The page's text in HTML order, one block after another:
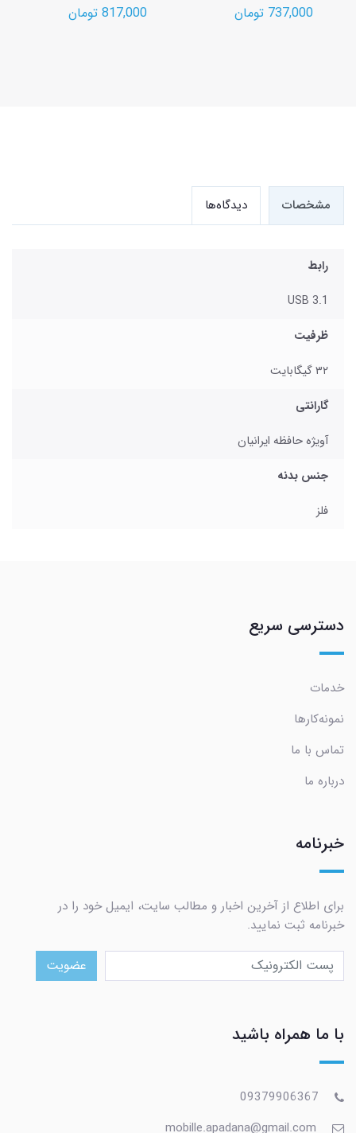
737,000 تومان 817,000 تومان
مشخصات دیدگاه‌ها
رابط
USB 3.1
ظرفیت
۳۲ گیگابایت
گارانتی
آویژه حافظه ایرانیان
جنس بدنه
فلز
دسترسی سریع
خدمات
نمونه‌کارها
تماس با ما
درباره ما
خبرنامه
برای اطلاع از آخرین اخبار و مطالب سایت، ایمیل خود را در
خبرنامه ثبت نمایید.
عضویت
با ما همراه باشید
09379906367
mobille.apadana@gmail.com